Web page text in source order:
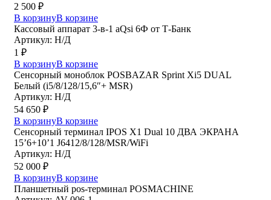
2 500 ₽
В корзинуВ корзине
Кассовый аппарат 3-в-1 aQsi 6Ф от Т-Банк
Артикул: Н/Д
1 ₽
В корзинуВ корзине
Сенсорный моноблок POSBAZAR Sprint Хi5 DUAL
Белый (i5/8/128/15,6″+ MSR)
Артикул: Н/Д
54 650 ₽
В корзинуВ корзине
Сенсорный терминал IPOS X1 Dual 10 ДВА ЭКРАНА
15’6+10’1 J6412/8/128/MSR/WiFi
Артикул: Н/Д
52 000 ₽
В корзинуВ корзине
Планшетный pos-терминал POSMACHINE